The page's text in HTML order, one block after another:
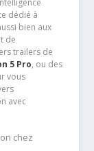
dédié à
bien aux
de
trailers de
5 Pro, ou des
vous
avec
chez